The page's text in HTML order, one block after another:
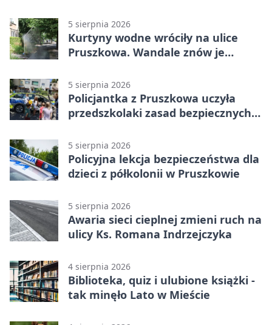
5 sierpnia 2026
Kurtyny wodne wróciły na ulice
Pruszkowa. Wandale znów je
5 sierpnia 2026
Policjantka z Pruszkowa uczyła
przedszkolaki zasad bezpiecznych
5 sierpnia 2026
Policyjna lekcja bezpieczeństwa dla
dzieci z półkolonii w Pruszkowie
5 sierpnia 2026
Awaria sieci cieplnej zmieni ruch na
ulicy Ks. Romana Indrzejczyka
4 sierpnia 2026
Biblioteka, quiz i ulubione książki -
tak minęło Lato w Mieście